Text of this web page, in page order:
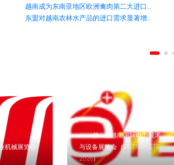
越南成为东南亚地区欧洲禽肉第二大进口...
东盟对越南农林水产品的进口需求显著增...
机械展览会
2026第19届越南国际电力技术
与设备展览会（VIETNAM ETE
2026）